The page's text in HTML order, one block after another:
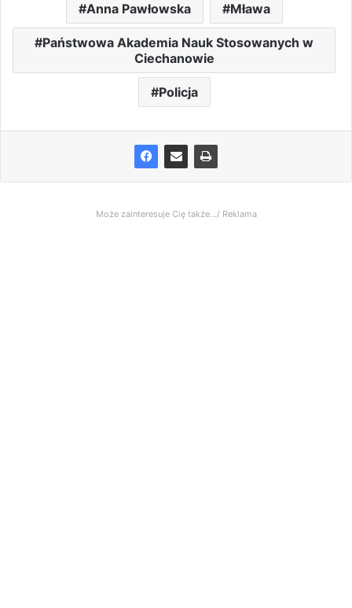
Anna Pawłowska Mława
Państwowa Akademia Nauk Stosowanych w
Ciechanowie
Policja
Może zainteresuje Cię także.../ Reklama